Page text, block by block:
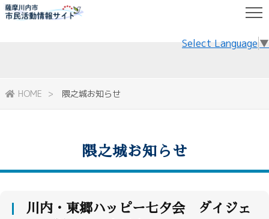
Select Language ▼
HOME 隈之城お知らせ
隈之城お知らせ
川内・東郷ハッピー七夕会 ダイジェ